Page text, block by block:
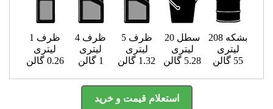
بشکه 208
لیتری
55 گالن
سطل 20
لیتری
5.28 گالن
ظرف 5
لیتری
1.32 گالن
ظرف 4
لیتری
1 گالن
ظرف 1
لیتری
0.26 گالن
استعلام قیمت و خرید